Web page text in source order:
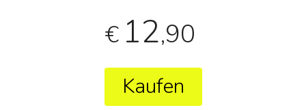
€ 12,90
Kaufen